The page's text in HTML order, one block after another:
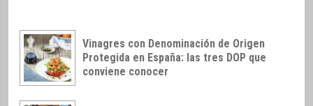
Vinagres con Denominación de Origen
Protegida en España: las tres DOP que
conviene conocer